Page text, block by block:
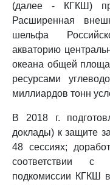
(далее - КГКШ)
Расширенная
шельфа
акваторию
океана общей
ресурсами
миллиардов тонн
В 2018 г.
доклады) к защите
48 сессиях;
соответствии с
подкомиссии КГКШ